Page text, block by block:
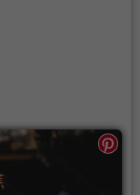
Hochfelden hat
ob du nur ein